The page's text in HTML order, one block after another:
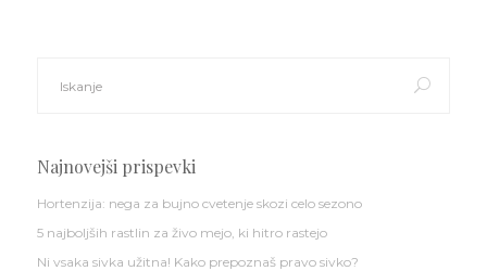
for:
Najnovejši prispevki
Hortenzija: nega za bujno cvetenje skozi celo sezono
5 najboljših rastlin za živo mejo, ki hitro rastejo
Ni vsaka sivka užitna! Kako prepoznaš pravo sivko?